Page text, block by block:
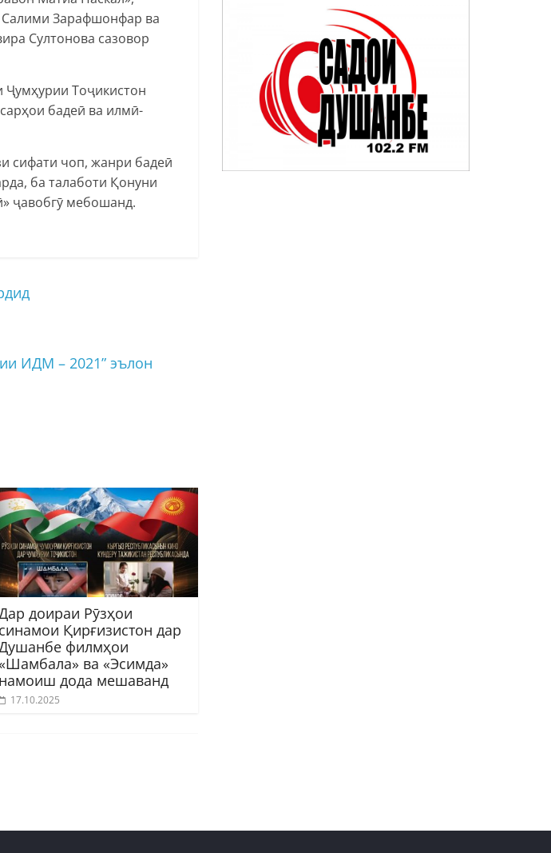
Салими Зарафшонфар ва
Султонова сазовор
Ҷумҳурии Тоҷикистон
бадеӣ ва илмӣ-
сифати чоп, жанри бадеӣ
ба талаботи Қонуни
ҷавобгӯ мебошанд.
ИДМ – 2021” эълон
доираи Рӯзҳои
синамои Қирғизистон дар
филмҳои
ва «Эсимда»
намоиш дода мешаванд
17.10.2025